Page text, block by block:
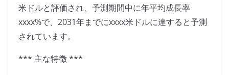
米ドルと評価され、予測期間中に年平均成長率
xxxx%で、2031年までにxxxx米ドルに達すると予測
されています。
*** 主な特徴 ***